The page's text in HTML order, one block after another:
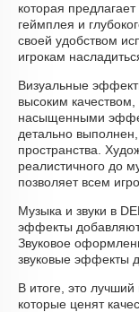
которая
геймплея и
своей удобством
игрокам
Визуальные
высоким
насыщенными
детально
пространства.
реалистичного до
позволяет всем
Музыка и звуки в
эффекты
Звуковое
звуковые эффекты
В итоге, это
которые ценят